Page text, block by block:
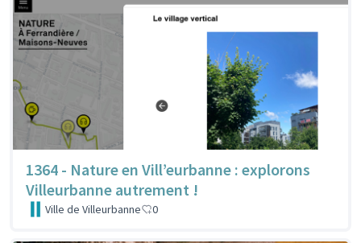
1364 - Nature en Vill’eurbanne : explorons
Villeurbanne autrement !
Ville de Villeurbanne 0